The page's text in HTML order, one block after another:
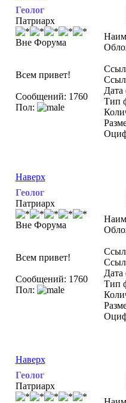
Геолог
Патриарх
Вне Форума
Всем привет!
Сообщений: 1760
Пол:
Дата
Тип
Наверх
Геолог
Патриарх
Вне Форума
Всем привет!
Сообщений: 1760
Пол:
Дата
Тип
Наверх
Геолог
Патриарх